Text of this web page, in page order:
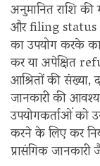
अनुमानित राशि
और filing status
का उपयोग करके
कर या अपेक्षित
आश्रितों की संख्या,
जानकारी की
उपयोगकर्ताओं को
करने के लिए कर
प्रासंगिक